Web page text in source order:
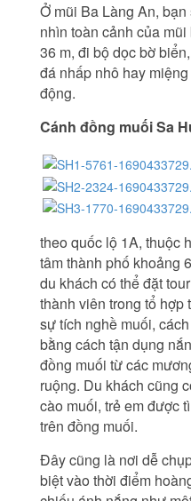
Ở mũi Ba Làng An,
nhìn toàn cảnh của
36 m, đi bộ dọc bờ
đá nhấp nhô hay
động.
Cánh đồng muối Sa
theo quốc lộ 1A, thuộc
tâm thành phố khoảng
du khách có thể đặt
thành viên trong tổ
sự tích nghề muối,
bằng cách tận dụng
đồng muối từ các
ruộng. Du khách cũng
cào muối, trẻ em được
trên đồng muối.
Đây cũng là nơi dễ
biệt vào thời điểm